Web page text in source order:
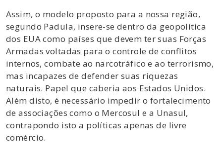
Assim, o modelo proposto para a nossa região,
segundo Padula, insere-se dentro da geopolítica
dos EUA como países que devem ter suas Forças
Armadas voltadas para o controle de conflitos
internos, combate ao narcotráfico e ao terrorismo,
mas incapazes de defender suas riquezas
naturais. Papel que caberia aos Estados Unidos.
Além disto, é necessário impedir o fortalecimento
de associações como o Mercosul e a Unasul,
contrapondo isto a políticas apenas de livre
comércio.